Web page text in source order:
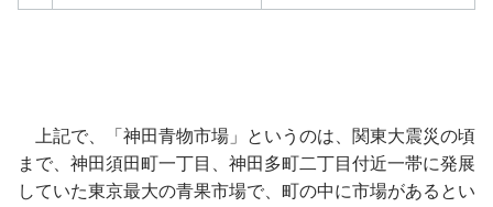
上記で、「神田青物市場」というのは、関東大震災の頃
まで、神田須田町一丁目、神田多町二丁目付近一帯に発展
していた東京最大の青果市場で、町の中に市場があるとい